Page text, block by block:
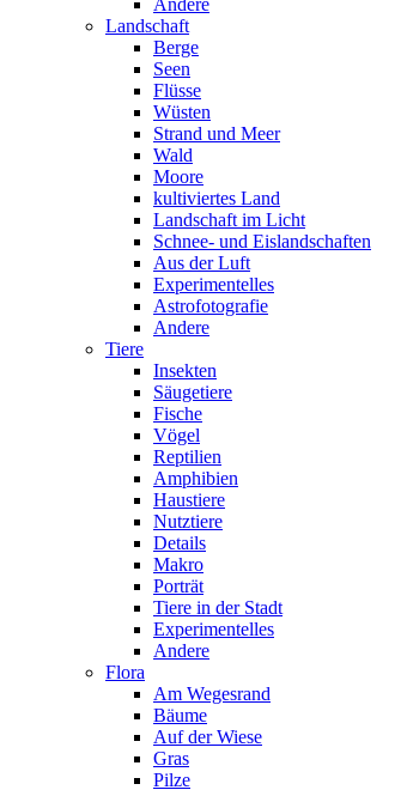
Andere
Landschaft
Berge
Seen
Flüsse
Wüsten
Strand und Meer
Wald
Moore
kultiviertes Land
Landschaft im Licht
Schnee- und Eislandschaften
Aus der Luft
Experimentelles
Astrofotografie
Andere
Tiere
Insekten
Säugetiere
Fische
Vögel
Reptilien
Amphibien
Haustiere
Nutztiere
Details
Makro
Porträt
Tiere in der Stadt
Experimentelles
Andere
Flora
Am Wegesrand
Bäume
Auf der Wiese
Gras
Pilze